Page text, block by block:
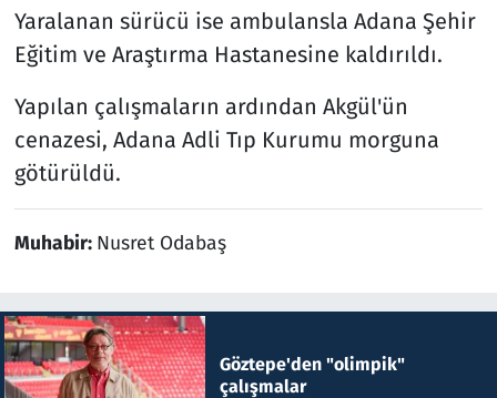
Yaralanan sürücü ise ambulansla Adana Şehir
Eğitim ve Araştırma Hastanesine kaldırıldı.
Yapılan çalışmaların ardından Akgül'ün
cenazesi, Adana Adli Tıp Kurumu morguna
götürüldü.
Muhabir: Nusret Odabaş
Göztepe'den "olimpik"
çalışmalar